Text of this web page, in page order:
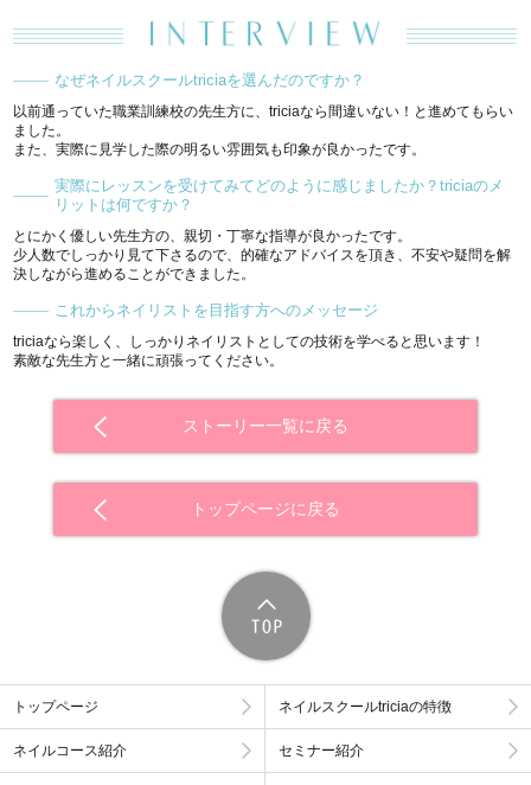
なぜネイルスクールtriciaを選んだのですか？
以前通っていた職業訓練校の先生方に、triciaなら間違いない！と進めてもらい
ました。
また、実際に見学した際の明るい雰囲気も印象が良かったです。
実際にレッスンを受けてみてどのように感じましたか？triciaのメ
リットは何ですか？
とにかく優しい先生方の、親切・丁寧な指導が良かったです。
少人数でしっかり見て下さるので、的確なアドバイスを頂き、不安や疑問を解
決しながら進めることができました。
これからネイリストを目指す方へのメッセージ
triciaなら楽しく、しっかりネイリストとしての技術を学べると思います！
素敵な先生方と一緒に頑張ってください。
ストーリー一覧に戻る
トップページに戻る
トップページ ネイルスクールtriciaの特徴
ネイルコース紹介 セミナー紹介